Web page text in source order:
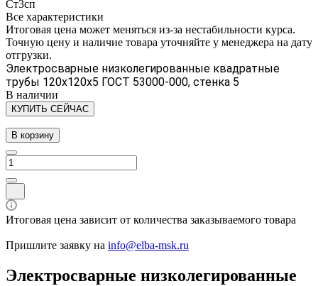
Ст3сп
Все характеристики
Итоговая цена может меняться из-за нестабильности курса.
Точную цену и наличие товара уточняйте у менеджера на дату
отгрузки.
Электросварные низколегированные квадратные
трубы 120х120х5 ГОСТ 53000-000, стенка 5
В наличии
КУПИТЬ СЕЙЧАС
В корзину
Итоговая цена зависит от количества заказываемого товара
Пришлите заявку на info@elba-msk.ru
Электросварные низколегированные